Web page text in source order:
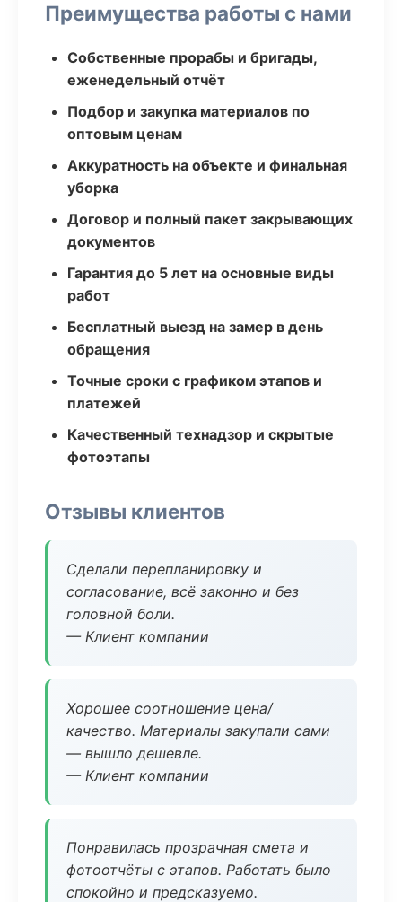
Преимущества работы с нами
Собственные прорабы и бригады,
еженедельный отчёт
Подбор и закупка материалов по
оптовым ценам
Аккуратность на объекте и финальная
уборка
Договор и полный пакет закрывающих
документов
Гарантия до 5 лет на основные виды
работ
Бесплатный выезд на замер в день
обращения
Точные сроки с графиком этапов и
платежей
Качественный технадзор и скрытые
фотоэтапы
Отзывы клиентов
Сделали перепланировку и
согласование, всё законно и без
головной боли.
— Клиент компании
Хорошее соотношение цена/
качество. Материалы закупали сами
— вышло дешевле.
— Клиент компании
Понравилась прозрачная смета и
фотоотчёты с этапов. Работать было
спокойно и предсказуемо.